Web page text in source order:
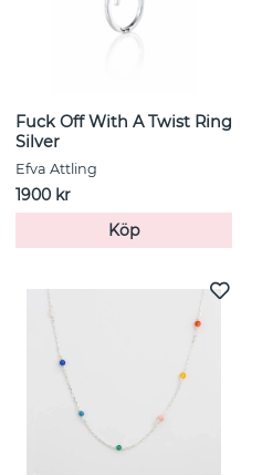
Fuck Off With A Twist Ring
Silver
Efva Attling
1900 kr
Köp